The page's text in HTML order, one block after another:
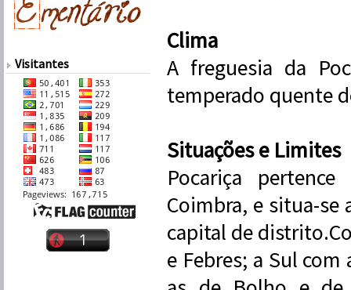
Visitantes
Clima
A freguesia da
temperado quente
Situações e Limites
Pocariça
Coimbra, e situa-se
capital de
e Febres; a Sul